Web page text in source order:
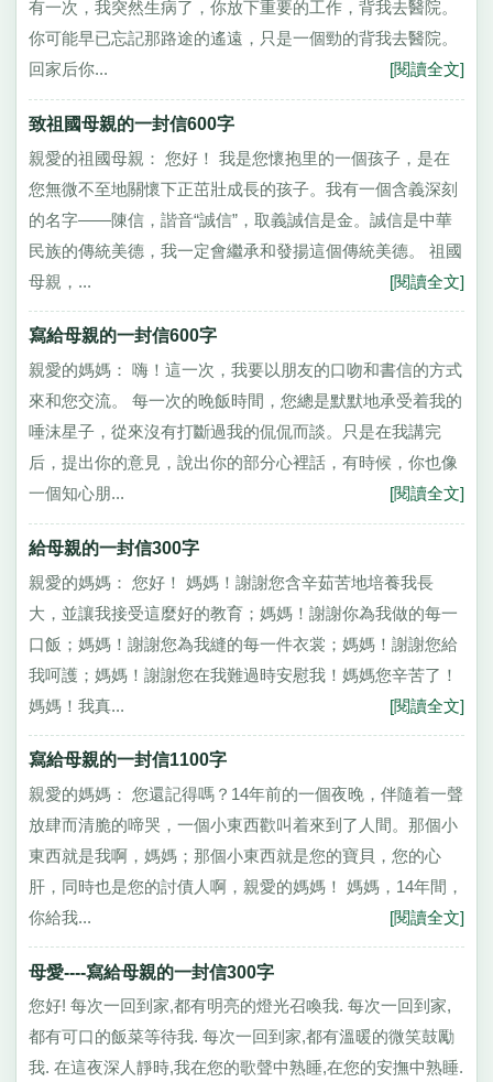
有一次，我突然生病了，你放下重要的工作，背我去醫院。
你可能早已忘記那路途的遙遠，只是一個勁的背我去醫院。
回家后你...
[閱讀全文]
致祖國母親的一封信600字
親愛的祖國母親： 您好！ 我是您懷抱里的一個孩子，是在
您無微不至地關懷下正茁壯成長的孩子。我有一個含義深刻
的名字——陳信，諧音“誠信”，取義誠信是金。誠信是中華
民族的傳統美德，我一定會繼承和發揚這個傳統美德。 祖國
母親，...
[閱讀全文]
寫給母親的一封信600字
親愛的媽媽： 嗨！這一次，我要以朋友的口吻和書信的方式
來和您交流。 每一次的晚飯時間，您總是默默地承受着我的
唾沫星子，從來沒有打斷過我的侃侃而談。只是在我講完
后，提出你的意見，說出你的部分心裡話，有時候，你也像
一個知心朋...
[閱讀全文]
給母親的一封信300字
親愛的媽媽： 您好！ 媽媽！謝謝您含辛茹苦地培養我長
大，並讓我接受這麼好的教育；媽媽！謝謝你為我做的每一
口飯；媽媽！謝謝您為我縫的每一件衣裳；媽媽！謝謝您給
我呵護；媽媽！謝謝您在我難過時安慰我！媽媽您辛苦了！
媽媽！我真...
[閱讀全文]
寫給母親的一封信1100字
親愛的媽媽： 您還記得嗎？14年前的一個夜晚，伴隨着一聲
放肆而清脆的啼哭，一個小東西歡叫着來到了人間。那個小
東西就是我啊，媽媽；那個小東西就是您的寶貝，您的心
肝，同時也是您的討債人啊，親愛的媽媽！ 媽媽，14年間，
你給我...
[閱讀全文]
母愛----寫給母親的一封信300字
您好! 每次一回到家,都有明亮的燈光召喚我. 每次一回到家,
都有可口的飯菜等待我. 每次一回到家,都有溫暖的微笑鼓勵
我. 在這夜深人靜時,我在您的歌聲中熟睡,在您的安撫中熟睡.